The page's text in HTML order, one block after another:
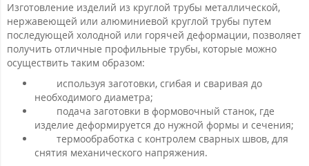
Изготовление изделий из круглой трубы металлической,
нержавеющей или алюминиевой круглой трубы путем
последующей холодной или горячей деформации, позволяет
получить отличные профильные трубы, которые можно
осуществить таким образом:
используя заготовки, сгибая и сваривая до
необходимого диаметра;
подача заготовки в формовочный станок, где
изделие деформируется до нужной формы и сечения;
термообработка с контролем сварных швов, для
снятия механического напряжения.